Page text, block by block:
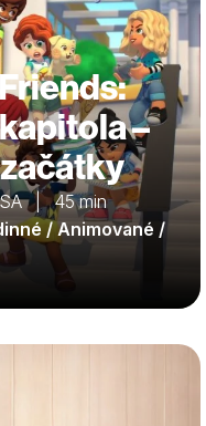
–
| 45 min
/ Animované /